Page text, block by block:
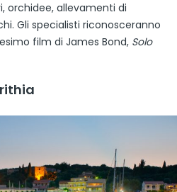
orchidee, allevamenti di
Gli specialisti riconosceranno
film di James Bond, Solo